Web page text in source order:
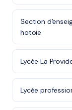
Section
hotoie
Lycée La
Lycée